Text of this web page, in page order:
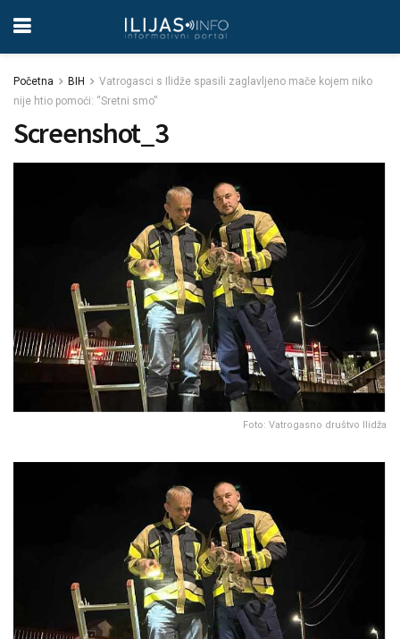
Početna BIH
Vatrogasci s Ilidže spasili zaglavljeno mače kojem niko
nije htio pomoći: “Sretni smo”
Screenshot_3
Foto: Vatrogasno društvo Ilidža